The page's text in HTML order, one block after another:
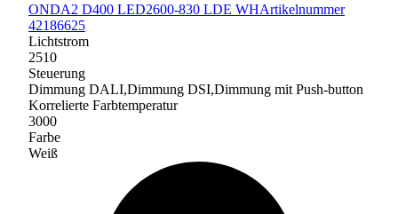
ONDA2 D400 LED2600-830 LDE WHArtikelnummer
42186625
Lichtstrom
2510
Steuerung
Dimmung DALI,Dimmung DSI,Dimmung mit Push-button
Korrelierte Farbtemperatur
3000
Farbe
Weiß